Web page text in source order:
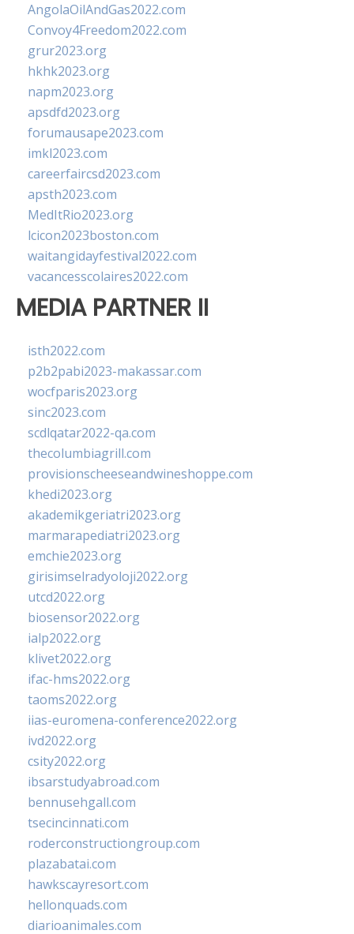
AngolaOilAndGas2022.com
Convoy4Freedom2022.com
grur2023.org
hkhk2023.org
napm2023.org
apsdfd2023.org
forumausape2023.com
imkl2023.com
careerfaircsd2023.com
apsth2023.com
MedItRio2023.org
lcicon2023boston.com
waitangidayfestival2022.com
vacancesscolaires2022.com
MEDIA PARTNER II
isth2022.com
p2b2pabi2023-makassar.com
wocfparis2023.org
sinc2023.com
scdlqatar2022-qa.com
thecolumbiagrill.com
provisionscheeseandwineshoppe.com
khedi2023.org
akademikgeriatri2023.org
marmarapediatri2023.org
emchie2023.org
girisimselradyoloji2022.org
utcd2022.org
biosensor2022.org
ialp2022.org
klivet2022.org
ifac-hms2022.org
taoms2022.org
iias-euromena-conference2022.org
ivd2022.org
csity2022.org
ibsarstudyabroad.com
bennusehgall.com
tsecincinnati.com
roderconstructiongroup.com
plazabatai.com
hawkscayresort.com
hellonquads.com
diarioanimales.com